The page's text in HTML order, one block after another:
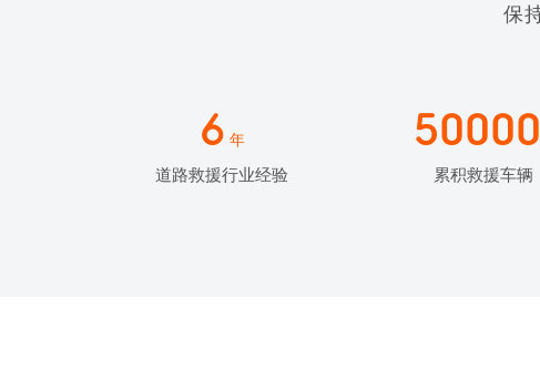
保
6 年
道路救援行业经验
50000
累积救援车辆